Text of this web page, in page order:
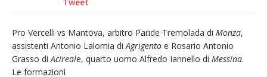
Pro Vercelli vs Mantova, arbitro Paride Tremolada di Monza,
assistenti Antonio Lalomia diAgrigento e Rosario Antonio
Grasso diAcireale, quarto uomo Alfredo Iannello di Messina.
Le formazioni